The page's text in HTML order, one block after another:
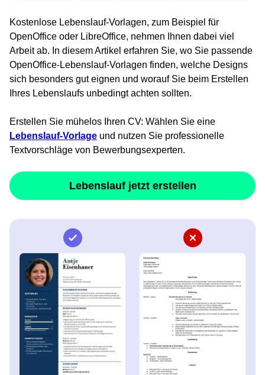
Kostenlose Lebenslauf-Vorlagen, zum Beispiel für
OpenOffice oder LibreOffice, nehmen Ihnen dabei viel
Arbeit ab. In diesem Artikel erfahren Sie, wo Sie passende
OpenOffice-Lebenslauf-Vorlagen finden, welche Designs
sich besonders gut eignen und worauf Sie beim Erstellen
Ihres Lebenslaufs unbedingt achten sollten.
Erstellen Sie mühelos Ihren CV: Wählen Sie eine
Lebenslauf-Vorlage und nutzen Sie professionelle
Textvorschläge von Bewerbungsexperten.
Lebenslauf jetzt erstellen